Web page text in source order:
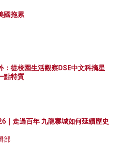
國拖累
：從校園生活觀察DSE中文科摘星
點特質
｜走過百年 九龍寨城如何延續歷史
部